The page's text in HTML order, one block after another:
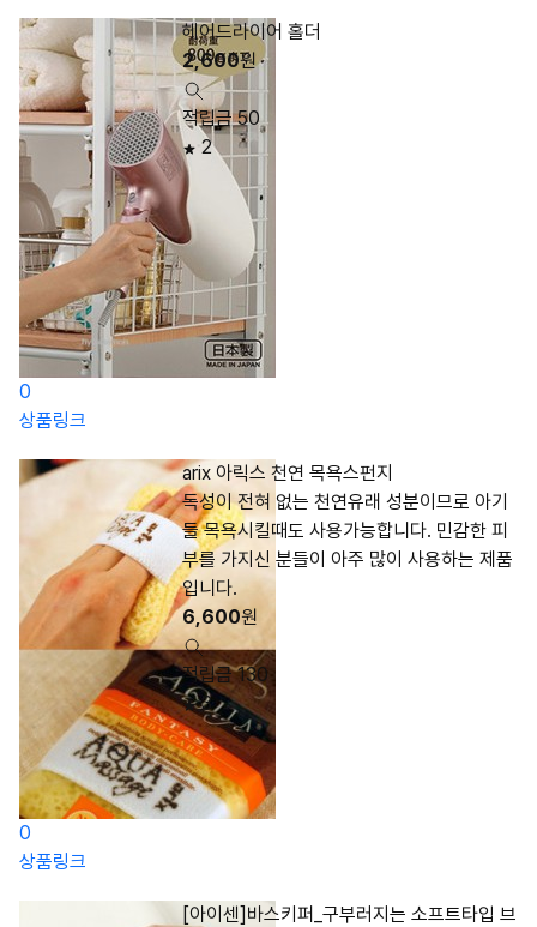
0
헤어드라이어 홀더
2,600원
적립금 50
2
상품링크
0
arix 아릭스 천연 목욕스펀지
독성이 전혀 없는 천연유래 성분이므로 아기
들 목욕시킬때도 사용가능합니다. 민감한 피
부를 가지신 분들이 아주 많이 사용하는 제품
입니다.
6,600원
적립금 130
3
상품링크
[아이센]바스키퍼_구부러지는 소프트타입 브